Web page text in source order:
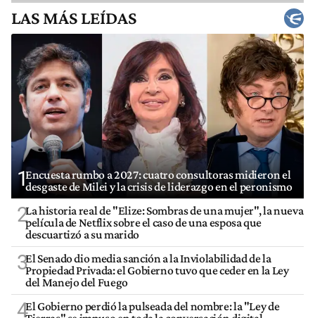
LAS MÁS LEÍDAS
1Encuesta rumbo a 2027: cuatro consultoras midieron el
desgaste de Milei y la crisis de liderazgo en el peronismo
2La historia real de "Elize: Sombras de una mujer", la nueva
película de Netflix sobre el caso de una esposa que
descuartizó a su marido
3El Senado dio media sanción a la Inviolabilidad de la
Propiedad Privada: el Gobierno tuvo que ceder en la Ley
del Manejo del Fuego
4El Gobierno perdió la pulseada del nombre: la "Ley de